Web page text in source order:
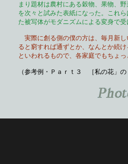
まり題材は農村にある穀物、果物、
を次々と試みた表紙になった。これ
た被写体がモダニズムによる変身で
実際に創る側の僕の方は、毎月新
ると窮すれば通ずとか、なんとか続
といわれるもので、各家庭でもちょ
（参考例・Ｐａｒｔ３　［私の花」